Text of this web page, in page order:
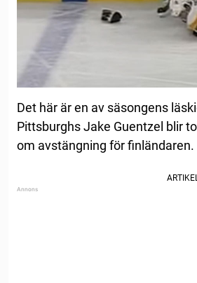
Det här är en av säsongens
Pittsburghs Jake Guentzel blir
om avstängning för finländaren.